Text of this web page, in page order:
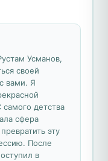
Усманов,
своей
вами. Я
самого детства
сфера
эту
После
в